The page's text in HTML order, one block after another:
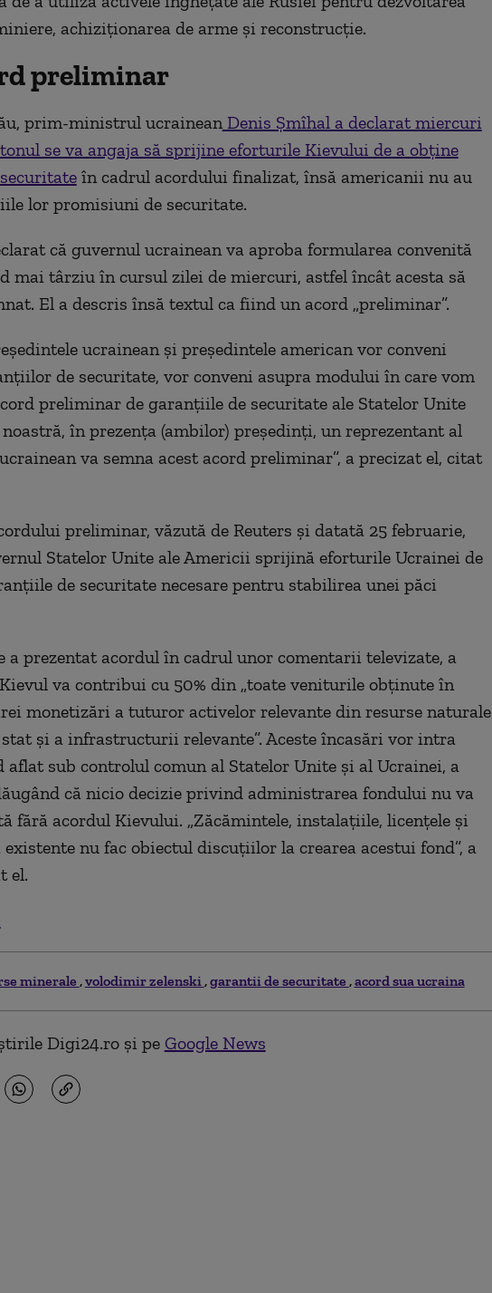
achiziţionarea de arme şi reconstrucţie.
preliminar
prim-ministrul ucraineanDenis Şmîhal a declarat miercuri
se va angaja să sprijine eforturile Kievului de a obţine
în cadrul acordului finalizat, însă americanii nu au
lor promisiuni de securitate.
că guvernul ucrainean va aproba formularea convenită
mai târziu în cursul zilei de miercuri, astfel încât acesta să
El a descris însă textul ca fiind un acord „preliminar”.
ucrainean şi preşedintele american vor conveni
de securitate, vor conveni asupra modului în care vom
preliminar de garanţiile de securitate ale Statelor Unite
în prezenţa (ambilor) preşedinţi, un reprezentant al
va semna acest acord preliminar”, a precizat el, citat
preliminar, văzută de Reuters şi datată 25 februarie,
Statelor Unite ale Americii sprijină eforturile Ucrainei de
de securitate necesare pentru stabilirea unei păci
a prezentat acordul în cadrul unor comentarii televizate, a
va contribui cu 50% din „toate veniturile obţinute în
monetizări a tuturor activelor relevante din resurse naturale
şi a infrastructurii relevante”. Aceste încasări vor intra
sub controlul comun al Statelor Unite şi al Ucrainei, a
că nicio decizie privind administrarea fondului nu va
fără acordul Kievului. „Zăcămintele, instalaţiile, licenţele şi
nu fac obiectul discuţiilor la crearea acestui fond”, a
el.
minerale volodimir zelenski garantii de securitate acord sua ucraina
Digi24.ro și pe Google News